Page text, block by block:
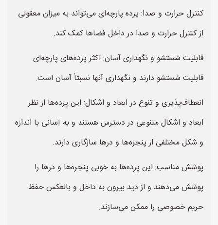
کنترل حرارت و صدا: پرده پارچه‌ای می‌تواند به میزان معقولی
از کنترل حرارت و صدا در داخل فضاها کمک کند.
قابلیت شستشو و نگهداری آسان: اکثر پرده‌های پارچه‌ای
قابلیت شستشو دارند و نگهداری آنها نسبتاً آسان است.
انعطاف‌پذیری و تنوع در ابعاد و اشکال: این پرده‌ها از نظر
ابعاد و اشکال متنوعی در دسترس هستند و به آسانی با اندازه
و شکل مختلفی از پنجره‌ها و درها سازگاری دارند.
پوشش مناسب: این پرده‌ها به خوبی پنجره‌ها و درها را
پوشش می‌دهند و از دید بیرون به داخل و بالعکس حفظ
حریم خصوصی را ممکن می‌سازند.